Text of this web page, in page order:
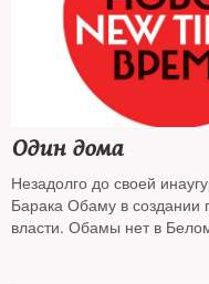
Один дома
Незадолго до своей
Барака Обаму в создании
власти. Обамы нет в